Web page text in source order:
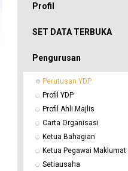
Profil
SET DATA TERBUKA
Pengurusan
Perutusan YDP
Profil YDP
Profil Ahli Majlis
Carta Organisasi
Ketua Bahagian
Ketua Pegawai Maklumat
Setiausaha